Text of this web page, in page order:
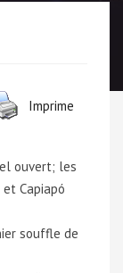
Imprime
ouvert; les
Capiapó
souffle de